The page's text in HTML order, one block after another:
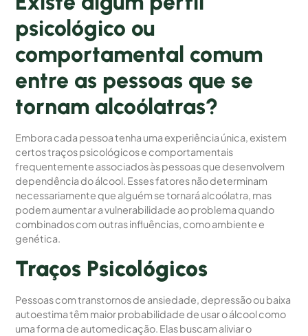
psicológico ou
comportamental comum
entre as pessoas que se
tornam alcoólatras?
Embora cada pessoa tenha uma experiência única, existem
certos traços psicológicos e comportamentais
frequentemente associados às pessoas que desenvolvem
dependência do álcool. Esses fatores não determinam
necessariamente que alguém se tornará alcoólatra, mas
podem aumentar a vulnerabilidade ao problema quando
combinados com outras influências, como ambiente e
genética.
Traços Psicológicos
Pessoas com transtornos de ansiedade, depressão ou baixa
autoestima têm maior probabilidade de usar o álcool como
uma forma de automedicação. Elas buscam aliviar o